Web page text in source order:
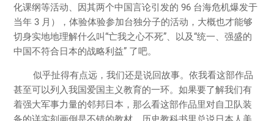
化课纲等活动、因其两个中国言论引发的 96 台海危机爆发于
当年 3 月），体验体验参加台独分子的活动，大概也才能够
切身实地地理解什么叫“亡我之心不死”、以及“统一、强盛的
中国不符合日本的战略利益” 了吧。
似乎扯得有点远，我们还是说回故事。依我看这部作品
甚至可以列入我国爱国主义教育的一环。如果要了解我们有
着强大军事力量的邻邦日本，那么看这部作品里对自卫队装